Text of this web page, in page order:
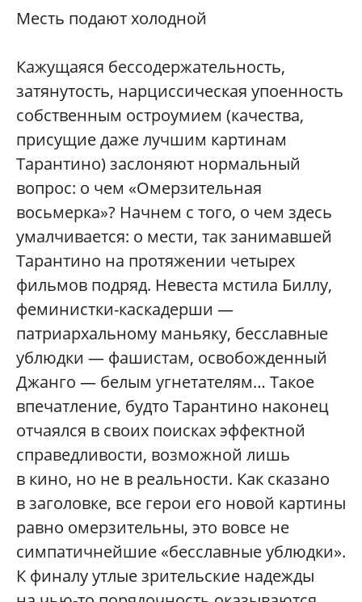
Месть подают холодной
Кажущаяся бессодержательность,
затянутость, нарциссическая упоенность
собственным остроумием (качества,
присущие даже лучшим картинам
Тарантино) заслоняют нормальный
вопрос: о чем «Омерзительная
восьмерка»? Начнем с того, о чем здесь
умалчивается: о мести, так занимавшей
Тарантино на протяжении четырех
фильмов подряд. Невеста мстила Биллу,
феминистки-каскадерши —
патриархальному маньяку, бесславные
ублюдки — фашистам, освобожденный
Джанго — белым угнетателям… Такое
впечатление, будто Тарантино наконец
отчаялся в своих поисках эффектной
справедливости, возможной лишь
в кино, но не в реальности. Как сказано
в заголовке, все герои его новой картины
равно омерзительны, это вовсе не
симпатичнейшие «бесславные ублюдки».
К финалу утлые зрительские надежды